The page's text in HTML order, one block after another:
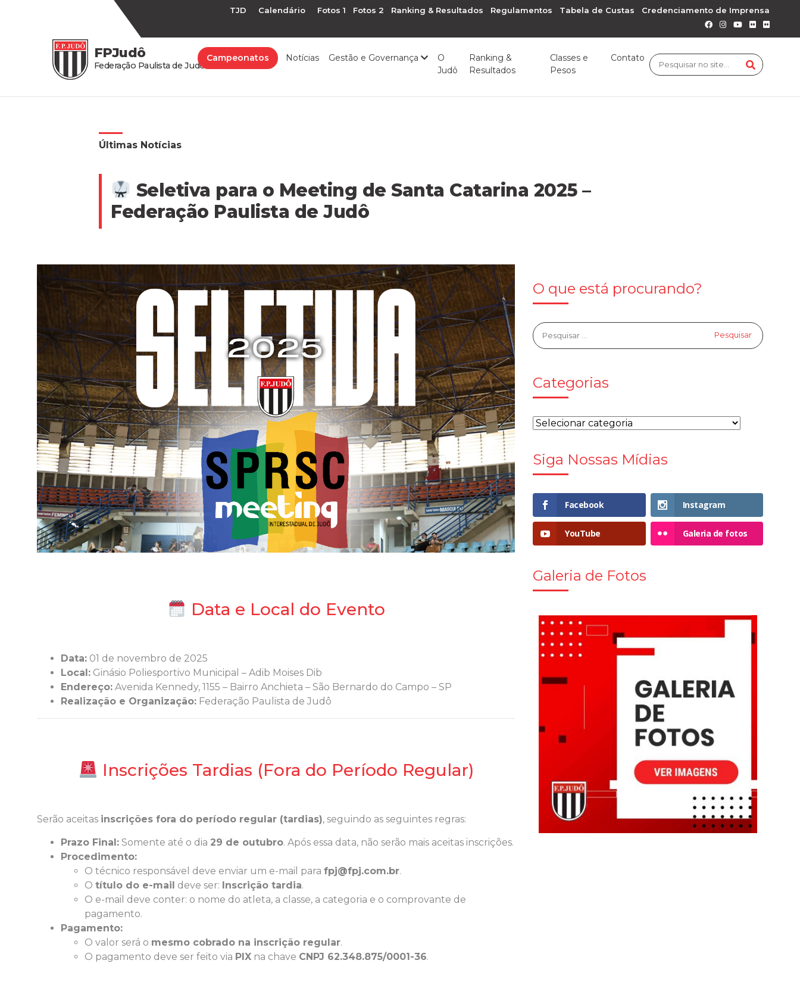
TJD Calendário Fotos 1 Fotos 2 Ranking & Resultados Regulamentos Tabela de Custas Credenciamento de Imprensa
FPJudô
Federação Paulista de Judô
Campeonatos Notícias Gestão e Governança
O
Judô
Ranking &
Resultados
Classes e
Pesos
Contato
Últimas Notícias
Seletiva para o Meeting de Santa Catarina 2025 –
Federação Paulista de Judô
Data e Local do Evento
Data: 01 de novembro de 2025
Local: Ginásio Poliesportivo Municipal – Adib Moises Dib
Endereço: Avenida Kennedy, 1155 – Bairro Anchieta – São Bernardo do Campo – SP
Realização e Organização: Federação Paulista de Judô
Inscrições Tardias (Fora do Período Regular)
Serão aceitas inscrições fora do período regular (tardias), seguindo as seguintes regras:
Prazo Final: Somente até o dia 29 de outubro. Após essa data, não serão mais aceitas inscrições.
Procedimento:
O técnico responsável deve enviar um e-mail para fpj@fpj.com.br.
O título do e-mail deve ser: Inscrição tardia.
O e-mail deve conter: o nome do atleta, a classe, a categoria e o comprovante de
pagamento.
Pagamento:
O valor será o mesmo cobrado na inscrição regular.
O pagamento deve ser feito via PIX na chave CNPJ 62.348.875/0001-36.
O que está procurando?
Categorias
Siga Nossas Mídias
Facebook Instagram
YouTube Galeria de fotos
Galeria de Fotos